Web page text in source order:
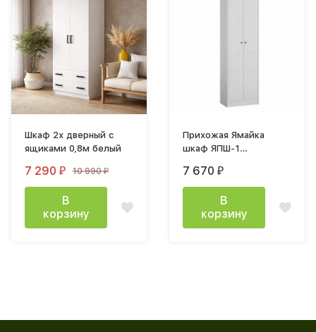
Шкаф 2х дверный с
ящиками 0,8м белый
7 290 ₽ 10 990₽
В
корзину
Прихожая Ямайка
шкаф ЯПШ-1
белый структура
древесные поры
7 670 ₽
В
корзину